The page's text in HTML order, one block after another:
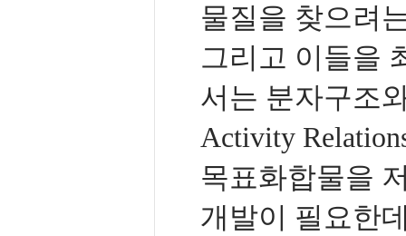
물질을 찾으려
그리고 이들을
서는 분자구조
Activity
목표화합물을
개발이 필요한